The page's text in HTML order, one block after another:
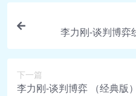
🎵 03.精准识别
🎵 06.精准识别
李力刚-谈判博弈
下一篇
李力刚-谈判博弈 （经典版